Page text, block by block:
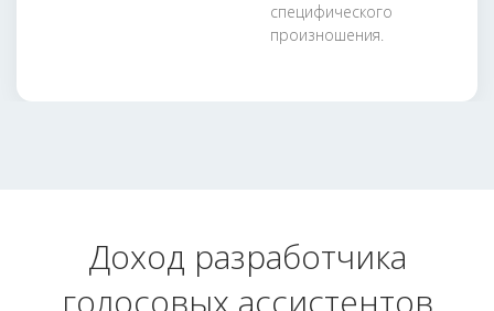
специфического
произношения.
Доход разработчика
голосовых ассистентов